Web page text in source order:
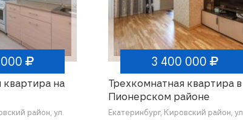
на
район, ул.
3 400 000
Трехкомнатная квартира в
Пионерском районе
Екатеринбург, Кировский район, ул.